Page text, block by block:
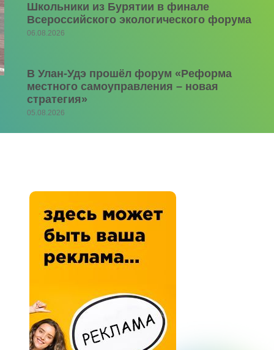
Школьники из Бурятии в финале
Всероссийского экологического форума
06.08.2026
В Улан-Удэ прошёл форум «Реформа
местного самоуправления – новая
стратегия»
05.08.2026